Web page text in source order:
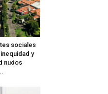
sociales
y
nudos